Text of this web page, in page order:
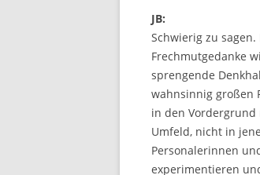
JB:
Schwierig zu
Frechmutgedanke
sprengende
wahnsinnig großen
in den
Umfeld, nicht in
Personalerinnen
experimentieren